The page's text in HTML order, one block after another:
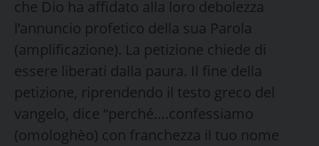
che Dio ha affidato alla loro debolezza
l’annuncio profetico della sua Parola
(amplificazione). La petizione chiede di
essere liberati dalla paura. Il fine della
petizione, riprendendo il testo greco del
vangelo, dice “perché….confessiamo
(omologhèo) con franchezza il tuo nome